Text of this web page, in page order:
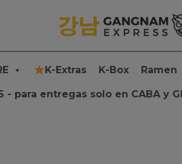
K-Extras K-Box Ramen
- para entregas solo en CABA y